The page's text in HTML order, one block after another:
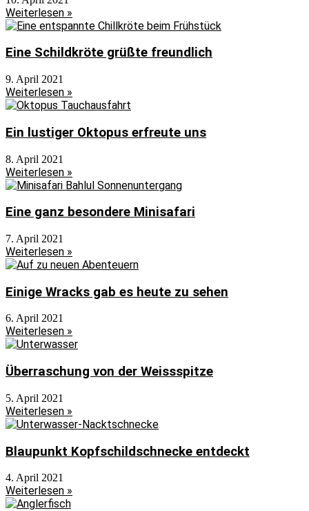
Weiterlesen »
Eine Schildkröte grüßte freundlich
9. April 2021
Weiterlesen »
Ein lustiger Oktopus erfreute uns
8. April 2021
Weiterlesen »
Eine ganz besondere Minisafari
7. April 2021
Weiterlesen »
Einige Wracks gab es heute zu sehen
6. April 2021
Weiterlesen »
Überraschung von der Weissspitze
5. April 2021
Weiterlesen »
Blaupunkt Kopfschildschnecke entdeckt
4. April 2021
Weiterlesen »